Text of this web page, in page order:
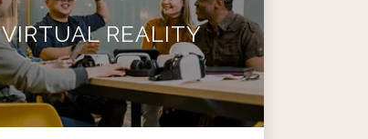
VIRTUAL REALITY